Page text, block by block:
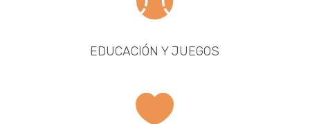
EDUCACIÓN Y JUEGOS
